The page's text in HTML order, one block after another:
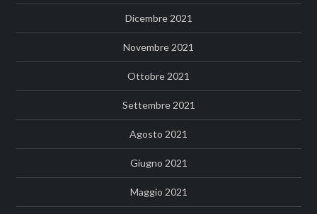
Dicembre 2021
Novembre 2021
Ottobre 2021
Settembre 2021
Agosto 2021
Giugno 2021
Maggio 2021